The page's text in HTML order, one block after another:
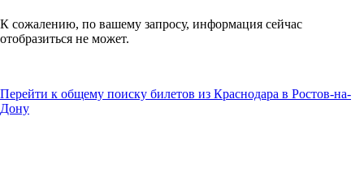
К сожалению, по вашему запросу, информация сейчас
отобразиться не может.
Перейти к общему поиску билетов из Краснодара в Ростов-на-
Дону